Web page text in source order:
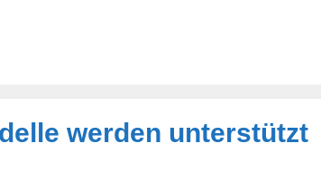
werden unterstützt